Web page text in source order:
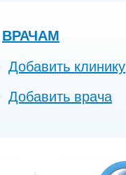
ВРАЧАМ
Добавить клинику
Добавить врача